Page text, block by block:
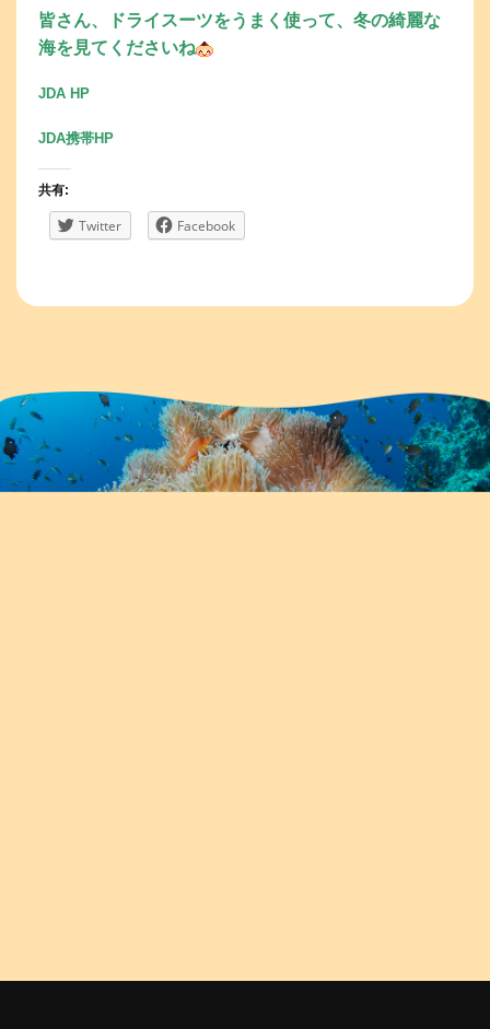
皆さん、ドライスーツをうまく使って、冬の綺麗な
海を見てくださいね
JDA HP
JDA携帯HP
共有:
Twitter Facebook